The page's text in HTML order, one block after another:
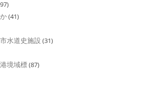
(41)
水道史施設 (31)
境域標(87)